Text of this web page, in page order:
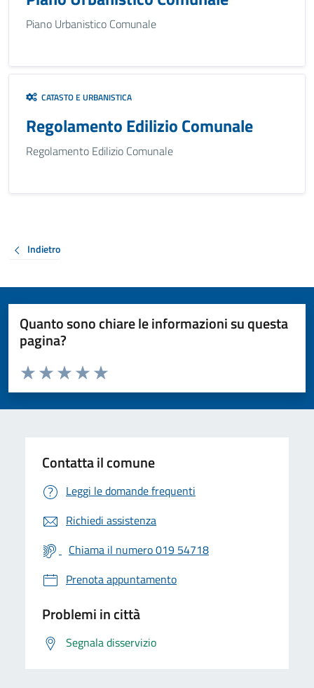
Piano Urbanistico Comunale
CATASTO E URBANISTICA
Regolamento Edilizio Comunale
Regolamento Edilizio Comunale
Indietro
Quanto sono chiare le informazioni su questa
pagina?
Valuta da 1 a 5 stelle la pagina
Valuta 5 stelle su 5
Valuta 4 stelle su 5
Valuta 3 stelle su 5
Valuta 2 stelle su 5
Valuta 1 stelle su 5
Contatta il comune
Leggi le domande frequenti
Richiedi assistenza
Chiama il numero 019 54718
Prenota appuntamento
Problemi in città
Segnala disservizio